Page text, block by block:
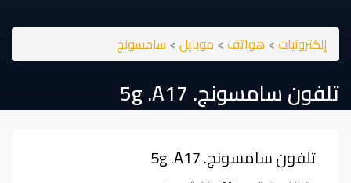
إلكترونيات> هواتف> موبايل> سامسونج
تلفون سامسونج. ⁦⁦A17⁩⁩. ⁦⁦5g⁩⁩
تلفون سامسونج. ⁦⁦A17⁩⁩. ⁦⁦5g⁩⁩